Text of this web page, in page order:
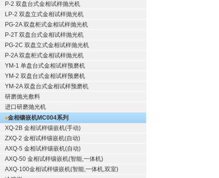
P-2 双盘台式金相试样抛光机
LP-2 双盘立式金相试样抛光机
PG-2A 双盘柜式金相试样抛光机
P-2T 双盘台式金相试样抛光机
PG-2C 双盘立式金相试样抛光机
P-2A 双盘柜式金相试样抛光机
YM-1 单盘台式金相试样预磨机
YM-2 双盘台式金相试样预磨机
YM-2A 双盘台式金相试样预磨机
研磨抛光敷料
进口研磨抛光机
金相镶嵌机MC004系列
XQ-2B 金相试样镶嵌机(手动)
ZXQ-2 金相试样镶嵌机(自动)
AXQ-5 金相试样镶嵌机(自动)
AXQ-50 金相试样镶嵌机(智能,一体机)
AXQ-100金相试样镶嵌机(智能,一体机,双室)